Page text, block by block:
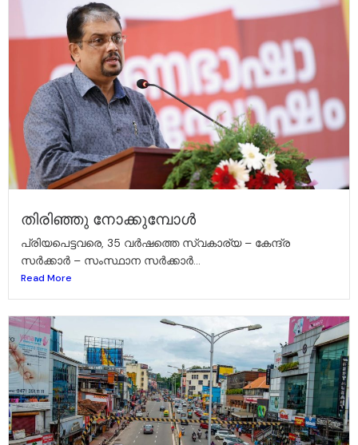
തിരിഞ്ഞു നോക്കുമ്പോൾ
പ്രിയപെട്ടവരെ, 35 വർഷത്തെ സ്വകാര്യ – കേന്ദ്ര
സർക്കാർ – സംസ്ഥാന സർക്കാർ...
Read More